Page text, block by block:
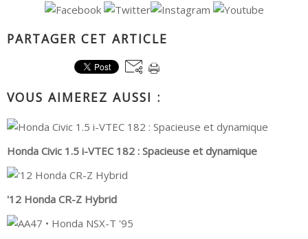
PARTAGER CET ARTICLE
VOUS AIMEREZ AUSSI :
Honda Civic 1.5 i-VTEC 182 : Spacieuse et dynamique
'12 Honda CR-Z Hybrid